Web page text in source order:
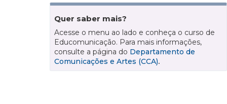
Quer saber mais?
Acesse o menu ao lado e conheça o curso de
Educomunicação. Para mais informações,
consulte a página do Departamento de
Comunicações e Artes (CCA).